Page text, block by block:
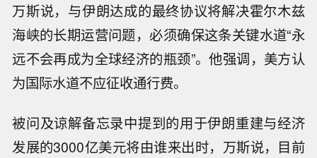
万斯说，与伊朗达成的最终协议将解决霍尔木兹
海峡的长期运营问题，必须确保这条关键水道“永
远不会再成为全球经济的瓶颈”。他强调，美方认
为国际水道不应征收通行费。
被问及谅解备忘录中提到的用于伊朗重建与经济
发展的3000亿美元将由谁来出时，万斯说，目前